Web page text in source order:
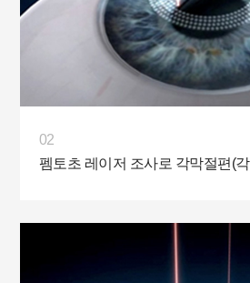
02
펨토초 레이저 조사로 각막절편(